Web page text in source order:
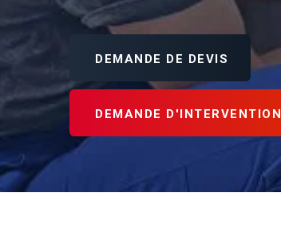
DEMANDE DE DEVIS
DEMANDE D'INTERVENTION